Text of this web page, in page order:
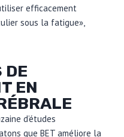
efficacement
sous la fatigue»,
DE
EN
d’études
que BET améliore la